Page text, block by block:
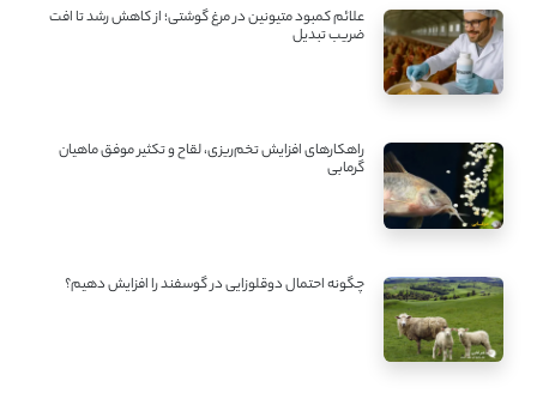
علائم کمبود متیونین در مرغ گوشتی؛ از کاهش رشد تا افت
ضریب تبدیل
راهکارهای افزایش تخم‌ریزی، لقاح و تکثیر موفق ماهیان
گرمابی
چگونه احتمال دوقلوزایی در گوسفند را افزایش دهیم؟